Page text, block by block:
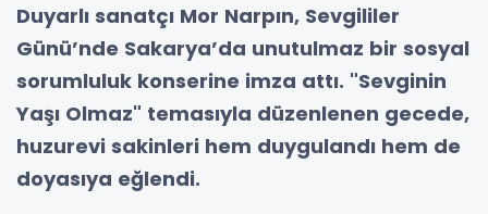
Duyarlı sanatçı Mor Narpın, Sevgililer
Günü’nde Sakarya’da unutulmaz bir sosyal
sorumluluk konserine imza attı. "Sevginin
Yaşı Olmaz" temasıyla düzenlenen gecede,
huzurevi sakinleri hem duygulandı hem de
doyasıya eğlendi.